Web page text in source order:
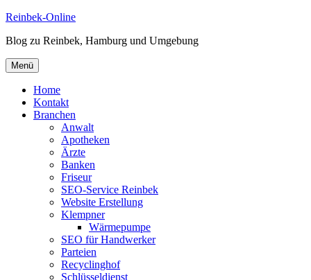
Zum
springen
Reinbek-Online
Blog zu Reinbek, Hamburg und Umgebung
Menü
Home
Kontakt
Branchen
Anwalt
Apotheken
Ärzte
Banken
Friseur
SEO-Service Reinbek
Website Erstellung
Klempner
Wärmepumpe
SEO für Handwerker
Parteien
Recyclinghof
Schlüsseldienst